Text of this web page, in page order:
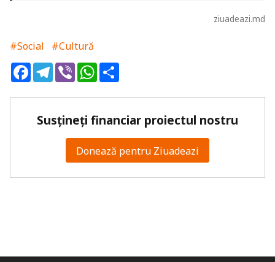
ziuadeazi.md
#Social
#Cultură
FacebookTelegram
ViberWhatsApp
Susțineți financiar proiectul nostru
Donează pentru Ziuadeazi